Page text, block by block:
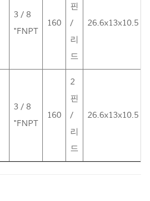
3 / 8
"FNPT
160
핀
/
리
드
26.6x13x10.5
3 / 8
"FNPT
160
2
핀
/
리
드
26.6x13x10.5